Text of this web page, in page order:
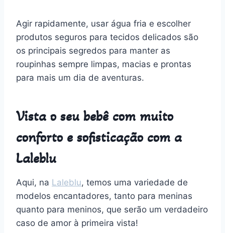
Agir rapidamente, usar água fria e escolher
produtos seguros para tecidos delicados são
os principais segredos para manter as
roupinhas sempre limpas, macias e prontas
para mais um dia de aventuras.
Vista o seu bebê com muito
conforto e sofisticação com a
Laleblu
Aqui, na Laleblu, temos uma variedade de
modelos encantadores, tanto para meninas
quanto para meninos, que serão um verdadeiro
caso de amor à primeira vista!